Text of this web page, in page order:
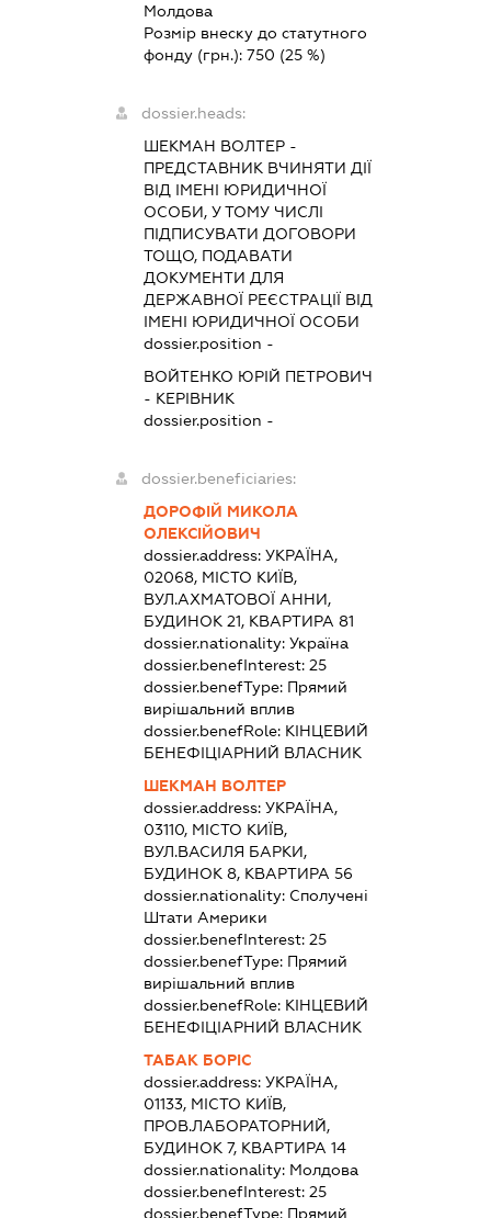
Молдова
Розмір внеску до статутного
фонду (грн.): 750 (25 %)
dossier.heads:
ШЕКМАН ВОЛТЕР-
ПРЕДСТАВНИКВЧИНЯТИ ДІЇ
ВІД ІМЕНІ ЮРИДИЧНОЇ
ОСОБИ, У ТОМУ ЧИСЛІ
ПІДПИСУВАТИ ДОГОВОРИ
ТОЩО, ПОДАВАТИ
ДОКУМЕНТИ ДЛЯ
ДЕРЖАВНОЇ РЕЄСТРАЦІЇ ВІД
ІМЕНІ ЮРИДИЧНОЇ ОСОБИ
dossier.position -
ВОЙТЕНКО ЮРІЙ ПЕТРОВИЧ
- КЕРІВНИК
dossier.position -
dossier.beneficiaries:
ДОРОФІЙ МИКОЛА
ОЛЕКСІЙОВИЧ
dossier.address: УКРАЇНА,
02068, МІСТО КИЇВ,
ВУЛ.АХМАТОВОЇ АННИ,
БУДИНОК 21, КВАРТИРА 81
dossier.nationality: Україна
dossier.benefInterest: 25
dossier.benefType: Прямий
вирішальний вплив
dossier.benefRole: КІНЦЕВИЙ
БЕНЕФІЦІАРНИЙ ВЛАСНИК
ШЕКМАН ВОЛТЕР
dossier.address: УКРАЇНА,
03110, МІСТО КИЇВ,
ВУЛ.ВАСИЛЯ БАРКИ,
БУДИНОК 8, КВАРТИРА 56
dossier.nationality: Сполучені
Штати Америки
dossier.benefInterest: 25
dossier.benefType: Прямий
вирішальний вплив
dossier.benefRole: КІНЦЕВИЙ
БЕНЕФІЦІАРНИЙ ВЛАСНИК
ТАБАК БОРІС
dossier.address: УКРАЇНА,
01133, МІСТО КИЇВ,
ПРОВ.ЛАБОРАТОРНИЙ,
БУДИНОК 7, КВАРТИРА 14
dossier.nationality: Молдова
dossier.benefInterest: 25
dossier.benefType: Прямий